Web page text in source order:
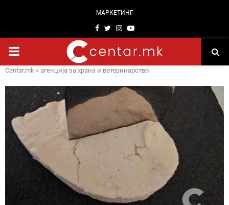
МАРКЕТИНГ
Facebook
TwitterInstagram
Youtube
PRIMARY
Centar.mk » агенција за храна и ветеринарство